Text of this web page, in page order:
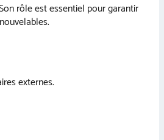
rôle est essentiel pour garantir
externes.